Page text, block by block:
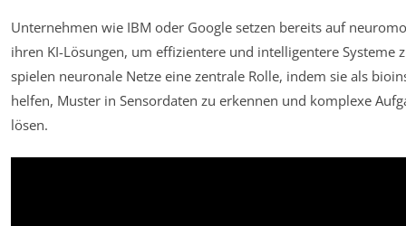
Unternehmen wie IBM oder Google setzen bereits auf
ihren KI-Lösungen, um effizientere und intelligentere Systeme
spielen neuronale Netze eine zentrale Rolle, indem sie als
helfen, Muster in Sensordaten zu erkennen und komplexe
lösen.